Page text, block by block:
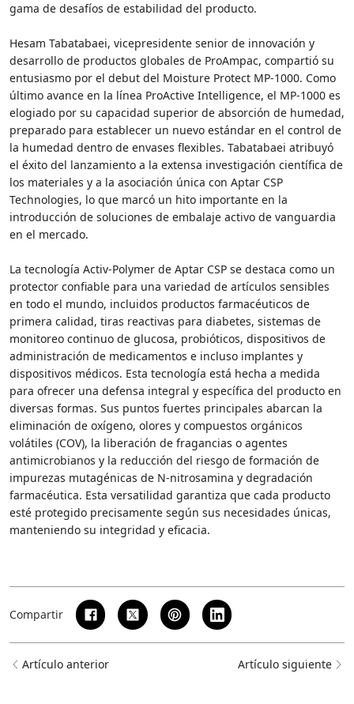
gama de desafíos de estabilidad del producto.
Hesam Tabatabaei, vicepresidente senior de innovación y
desarrollo de productos globales de ProAmpac, compartió su
entusiasmo por el debut del Moisture Protect MP-1000. Como
último avance en la línea ProActive Intelligence, el MP-1000 es
elogiado por su capacidad superior de absorción de humedad,
preparado para establecer un nuevo estándar en el control de
la humedad dentro de envases flexibles. Tabatabaei atribuyó
el éxito del lanzamiento a la extensa investigación científica de
los materiales y a la asociación única con Aptar CSP
Technologies, lo que marcó un hito importante en la
introducción de soluciones de embalaje activo de vanguardia
en el mercado.
La tecnología Activ-Polymer de Aptar CSP se destaca como un
protector confiable para una variedad de artículos sensibles
en todo el mundo, incluidos productos farmacéuticos de
primera calidad, tiras reactivas para diabetes, sistemas de
monitoreo continuo de glucosa, probióticos, dispositivos de
administración de medicamentos e incluso implantes y
dispositivos médicos. Esta tecnología está hecha a medida
para ofrecer una defensa integral y específica del producto en
diversas formas. Sus puntos fuertes principales abarcan la
eliminación de oxígeno, olores y compuestos orgánicos
volátiles (COV), la liberación de fragancias o agentes
antimicrobianos y la reducción del riesgo de formación de
impurezas mutagénicas de N-nitrosamina y degradación
farmacéutica. Esta versatilidad garantiza que cada producto
esté protegido precisamente según sus necesidades únicas,
manteniendo su integridad y eficacia.
Compartir
Artículo anterior Artículo siguiente